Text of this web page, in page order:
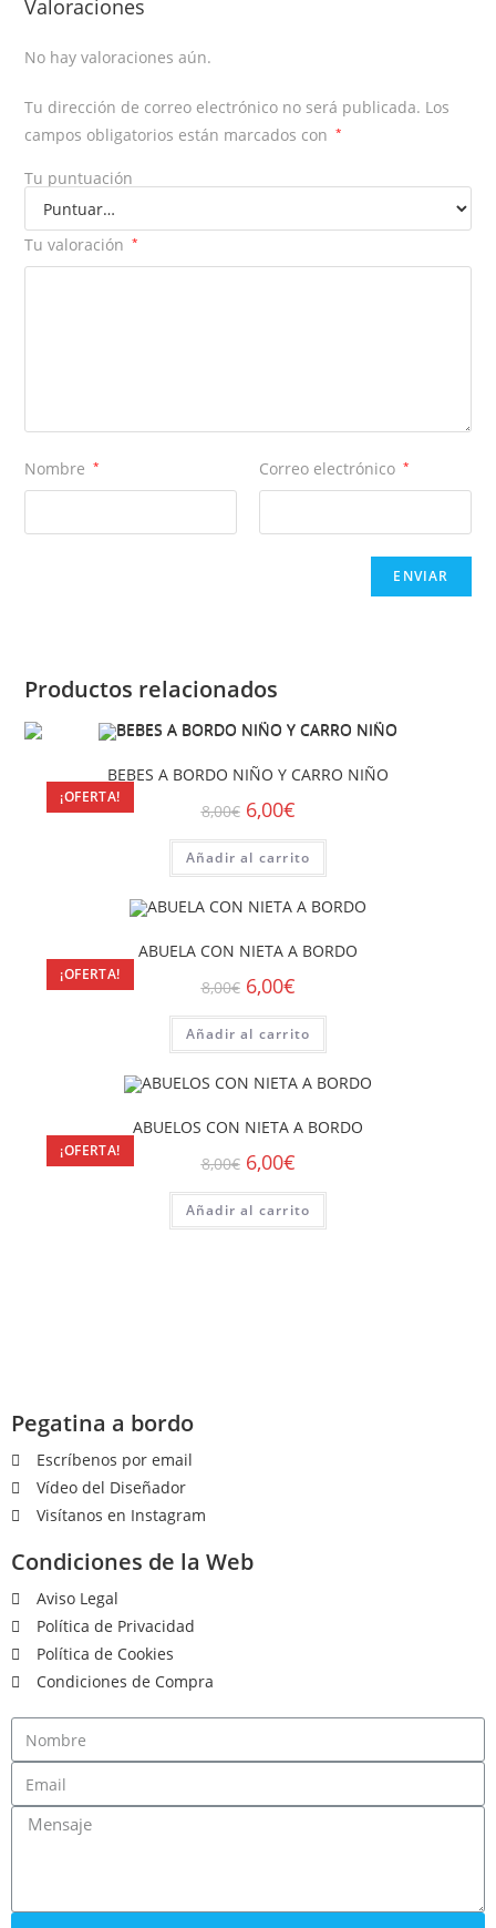
Valoraciones
No hay valoraciones aún.
Tu dirección de correo electrónico no será publicada. Los
campos obligatorios están marcados con
*
Tu puntuación
Tu valoración *
Nombre * Correo electrónico *
Productos relacionados
¡OFERTA!
BEBES A BORDO NIÑO Y CARRO NIÑO
8,00€ 6,00€
Añadir al carrito
¡OFERTA!
ABUELA CON NIETA A BORDO
8,00€ 6,00€
Añadir al carrito
¡OFERTA!
ABUELOS CON NIETA A BORDO
8,00€ 6,00€
Añadir al carrito
Pegatina a bordo
Escríbenos por email
Vídeo del Diseñador
Visítanos en Instagram
Condiciones de la Web
Aviso Legal
Política de Privacidad
Política de Cookies
Condiciones de Compra